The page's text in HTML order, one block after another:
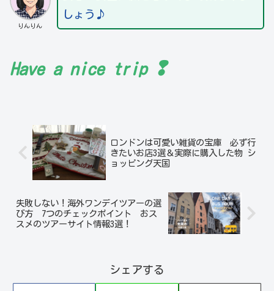
りんりん
しょう♪
Have a nice trip ❢
ロンドンは可愛い雑貨の宝庫 必ず行
きたいお店3選＆実際に購入した物 シ
ョッピング天国
失敗しない！海外ワンデイツアーの選
び方 7つのチェックポイント おス
スメのツアーサイト情報3選！
シェアする